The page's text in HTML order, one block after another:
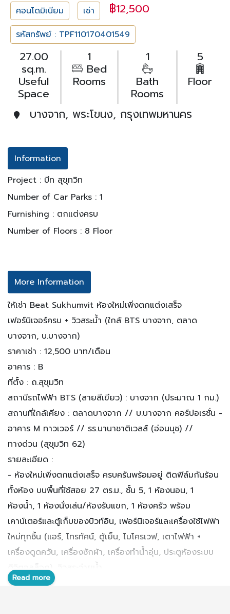
คอนโดมิเนียม เช่า ฿12,500
รหัสทรัพย์ : TPF110170401549
27.00
sq.m.
Useful
Space
1
Bed
Rooms
1
Bath
Rooms
5
Floor
บางจาก, พระโขนง, กรุงเทพมหานคร
Information
Project : บีท สุขุทวิท
Number of Car Parks : 1
Furnishing : ตกแต่งครบ
Number of Floors : 8 Floor
More Information
ให้เช่า Beat Sukhumvit ห้องใหม่เพิ่งตกแต่งเสร็จ
เฟอร์นิเจอร์ครบ + วิวสระน้ำ (ใกล้ BTS บางจาก, ตลาด
บางจาก, บ.บางจาก)
ราคาเช่า : 12,500 บาท/เดือน
อาคาร : B
ที่ตั้ง : ถ.สุขุมวิท
สถานีรถไฟฟ้า BTS (สายสีเขียว) : บางจาก (ประมาณ 1 กม.)
สถานที่ใกล้เคียง : ตลาดบางจาก // บ.บางจาก คอร์ปอเรชั่น -
อาคาร M ทาวเวอร์ // รร.นานาชาติเวลส์ (อ่อนนุช) //
ทางด่วน (สุขุมวิท 62)
รายละเอียด :
- ห้องใหม่เพิ่งตกแต่งเสร็จ ครบครันพร้อมอยู่ ติดฟิล์มกันร้อน
ทั้งห้อง บนพื้นที่ใช้สอย 27 ตร.ม., ชั้น 5, 1 ห้องนอน, 1
ห้องน้ำ, 1 ห้องนั่งเล่น/ห้องรับแขก, 1 ห้องครัว พร้อม
เคาน์เตอร์และตู้เก็บของบิวท์อิน, เฟอร์นิเจอร์และเครื่องใช้ไฟฟ้า
ใหม่ทุกชิ้น (แอร์, โทรทัศน์, ตู้เย็น, ไมโครเวฟ, เตาไฟฟ้า +
เครื่องดูดควัน, เครื่องซักผ้า, เครื่องทำน้ำอุ่น, ประตูห้องระบบ
ดิจิตอลล็อก), วิวสระว่ายน้ำ
- คอนโดใหม่ล่าสุด แบบ low rise โดยเอพี (ไทยแลนด์) ตั้งอยู่
Read more